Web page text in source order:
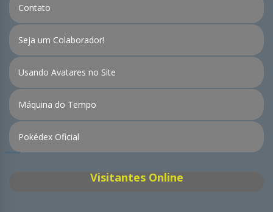
Contato
Seja um Colaborador!
Usando Avatares no Site
Máquina do Tempo
Pokédex Oficial
Visitantes Online